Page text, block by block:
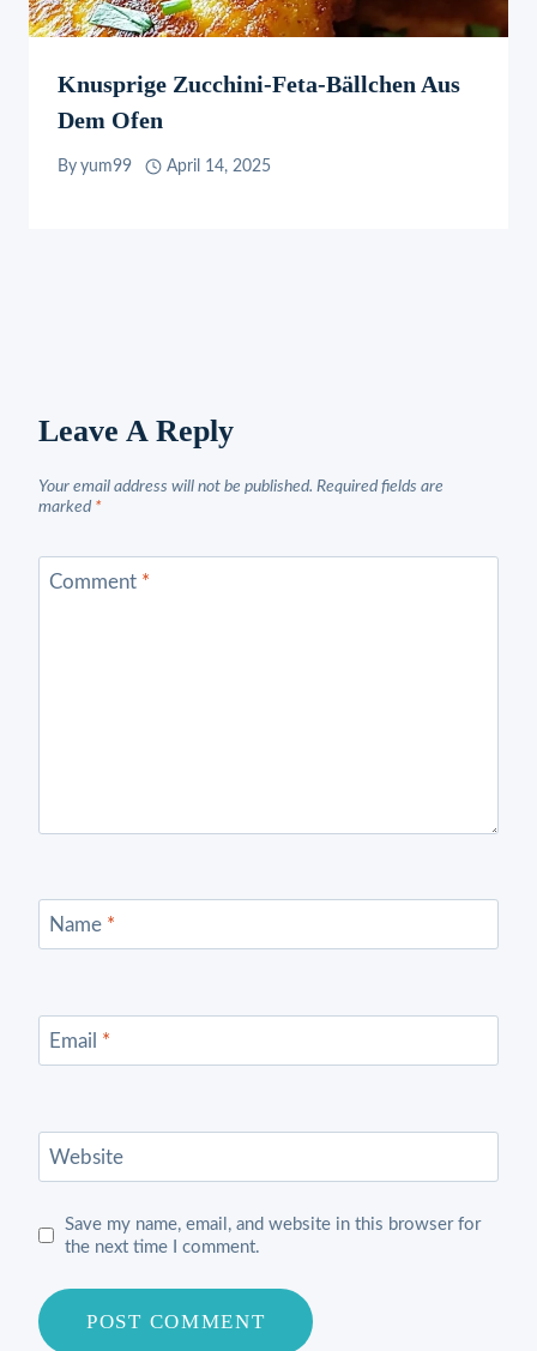
Knusprige Zucchini-Feta-Bällchen Aus
Dem Ofen
By yum99 April 14, 2025
Leave A Reply
Your email address will not be published. Required fields are
marked *
Comment *
Name *
Email *
Website
Save my name, email, and website in this browser for
the next time I comment.